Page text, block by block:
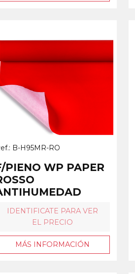
B-H95MR-RO
PIENO WP PAPER
IDENTIFICATE PARA VER
EL PRECIO
MÁS INFORMACIÓN